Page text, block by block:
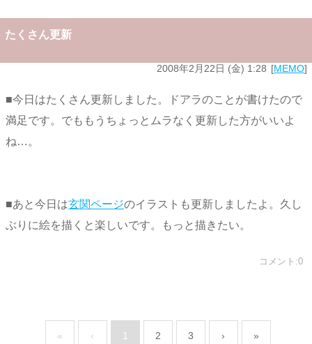
たくさん更新
2008年2月22日 (金) 1:28 MEMO
■今日はたくさん更新しました。ドアラのことが書けたので
満足です。でももうちょっとムラなく更新した方がいいよ
ね…。
■あと今日は玄関ページのイラストも更新しましたよ。久し
ぶりに絵を描くと楽しいです。もっと描きたい。
コメント:0
« ‹ 1 2 3 › »